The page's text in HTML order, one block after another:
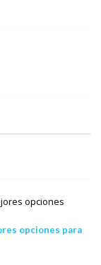
opciones para